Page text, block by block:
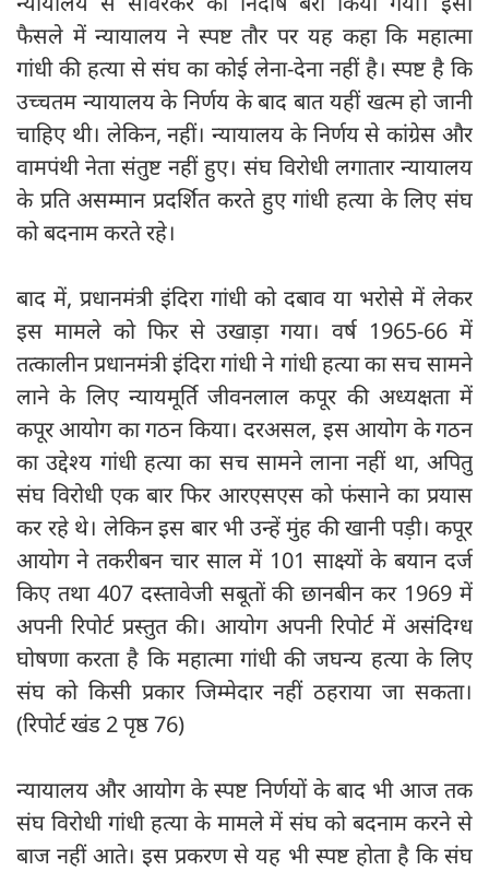
फैसले में न्यायालय ने स्पष्ट तौर पर यह कहा कि महात्मा
गांधी की हत्या से संघ का कोई लेना-देना नहीं है। स्पष्ट है कि
उच्चतम न्यायालय के निर्णय के बाद बात यहीं खत्म हो जानी
चाहिए थी। लेकिन, नहीं। न्यायालय के निर्णय से कांग्रेस और
वामपंथी नेता संतुष्ट नहीं हुए। संघ विरोधी लगातार न्यायालय
के प्रति असम्मान प्रदर्शित करते हुए गांधी हत्या के लिए संघ
को बदनाम करते रहे।
बाद में, प्रधानमंत्री इंदिरा गांधी को दबाव या भरोसे में लेकर
इस मामले को फिर से उखाड़ा गया। वर्ष 1965-66 में
तत्कालीन प्रधानमंत्री इंदिरा गांधी ने गांधी हत्या का सच सामने
लाने के लिए न्यायमूर्ति जीवनलाल कपूर की अध्यक्षता में
कपूर आयोग का गठन किया। दरअसल, इस आयोग के गठन
का उद्देश्य गांधी हत्या का सच सामने लाना नहीं था, अपितु
संघ विरोधी एक बार फिर आरएसएस को फंसाने का प्रयास
कर रहे थे। लेकिन इस बार भी उन्हें मुंह की खानी पड़ी। कपूर
आयोग ने तकरीबन चार साल में 101 साक्ष्यों के बयान दर्ज
किए तथा 407 दस्तावेजी सबूतों की छानबीन कर 1969 में
अपनी रिपोर्ट प्रस्तुत की। आयोग अपनी रिपोर्ट में असंदिग्ध
घोषणा करता है कि महात्मा गांधी की जघन्य हत्या के लिए
संघ को किसी प्रकार जिम्मेदार नहीं ठहराया जा सकता।
(रिपोर्ट खंड 2 पृष्ठ 76)
न्यायालय और आयोग के स्पष्ट निर्णयों के बाद भी आज तक
संघ विरोधी गांधी हत्या के मामले में संघ को बदनाम करने से
बाज नहीं आते। इस प्रकरण से यह भी स्पष्ट होता है कि संघ